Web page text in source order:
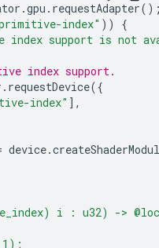
.gpu . requestAdapter
index" ))
{
index support is not
index support.
. requestDevice({
index" ],
device.
i : u32) ->